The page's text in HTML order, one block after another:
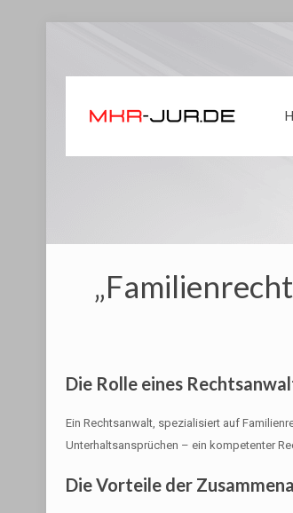
Die Rolle eines
Ein Rechtsanwalt, spezialisiert auf
Unterhaltsansprüchen – ein kompetenter
Die Vorteile der